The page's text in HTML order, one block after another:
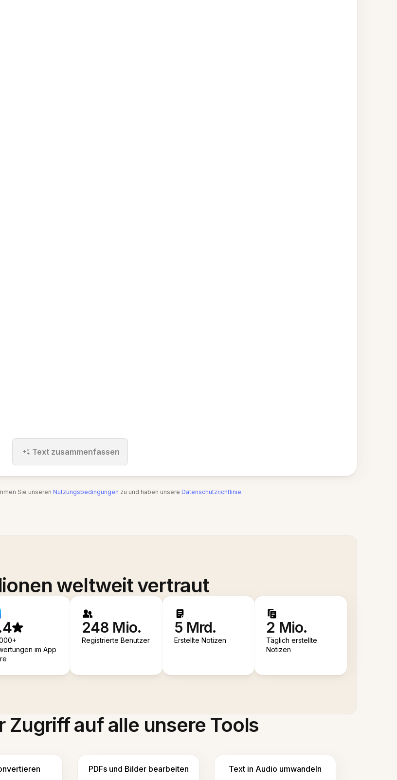
Text zusammenfassen
Sie unseren Nutzungsbedingungen zu und haben unsere Datenschutzrichtlinie.
weltweit vertraut
im App
248 Mio.
Registrierte Benutzer
5 Mrd.
Erstellte Notizen
2 Mio.
Täglich erstellte
Notizen
Zugriff auf alle unsere Tools
PDFs und Bilder bearbeiten Text in Audio umwandeln